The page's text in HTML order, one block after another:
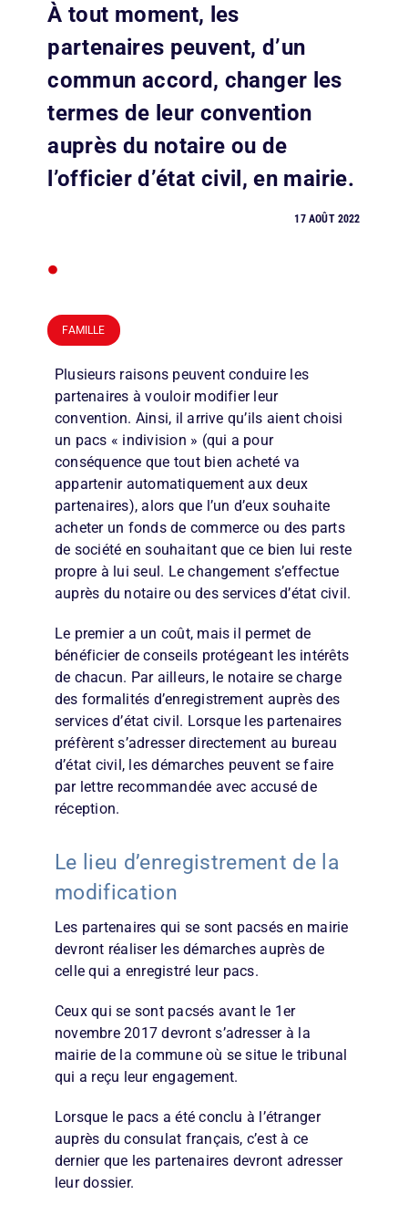
À tout moment, les
partenaires peuvent, d’un
commun accord, changer les
termes de leur convention
auprès du notaire ou de
l’officier d’état civil, en mairie.
17 AOÛT 2022
•
FAMILLE
Plusieurs raisons peuvent conduire les
partenaires à vouloir modifier leur
convention. Ainsi, il arrive qu’ils aient choisi
un pacs « indivision » (qui a pour
conséquence que tout bien acheté va
appartenir automatiquement aux deux
partenaires), alors que l’un d’eux souhaite
acheter un fonds de commerce ou des parts
de société en souhaitant que ce bien lui reste
propre à lui seul. Le changement s’effectue
auprès du notaire ou des services d’état civil.
Le premier a un coût, mais il permet de
bénéficier de conseils protégeant les intérêts
de chacun. Par ailleurs, le notaire se charge
des formalités d’enregistrement auprès des
services d’état civil. Lorsque les partenaires
préfèrent s’adresser directement au bureau
d’état civil, les démarches peuvent se faire
par lettre recommandée avec accusé de
réception.
Le lieu d’enregistrement de la
modification
Les partenaires qui se sont pacsés en mairie
devront réaliser les démarches auprès de
celle qui a enregistré leur pacs.
Ceux qui se sont pacsés avant le 1er
novembre 2017 devront s’adresser à la
mairie de la commune où se situe le tribunal
qui a reçu leur engagement.
Lorsque le pacs a été conclu à l’étranger
auprès du consulat français, c’est à ce
dernier que les partenaires devront adresser
leur dossier.